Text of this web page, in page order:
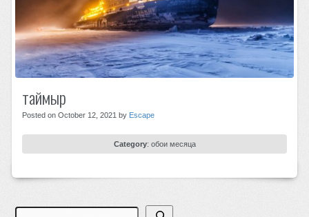
таймыр
Posted on October 12, 2021 by Escape
Category: обои месяца
Search